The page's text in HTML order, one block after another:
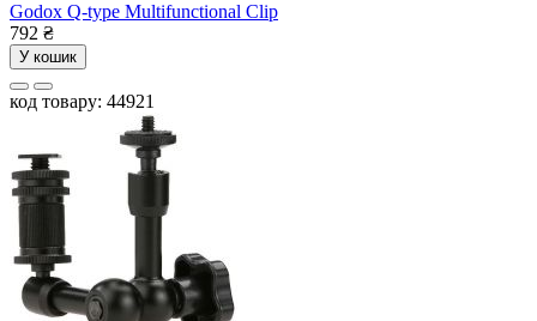
Godox Q-type Multifunctional Clip
792 ₴
У кошик
код товару: 44921